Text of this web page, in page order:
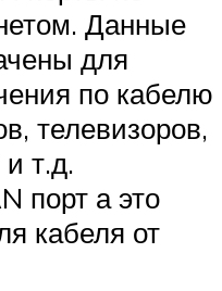
Данные
для
по кабелю
телевизоров,
т.д.
порт а это
кабеля от